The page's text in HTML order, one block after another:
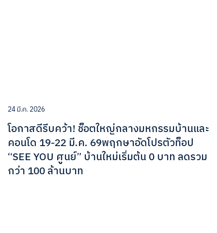
24 มี.ค. 2026
โอกาสดีรีบคว้า! ช็อตใหญ่กลางมหกรรมบ้านและ
คอนโด 19-22 มี.ค. 69พฤกษาอัดโปรตัวท็อป
“SEE YOU ศูนย์” บ้านใหม่เริ่มต้น 0 บาท ลดรวม
กว่า 100 ล้านบาท